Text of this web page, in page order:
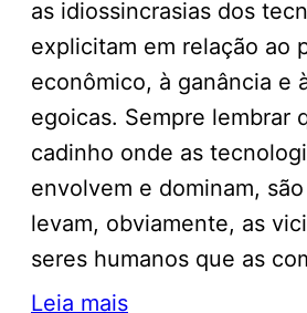
as idiossincrasias dos
explicitam em relação ao
econômico, à ganância e
egoicas. Sempre lembrar
cadinho onde as
envolvem e dominam,
levam, obviamente, as
seres humanos que as
Leia mais